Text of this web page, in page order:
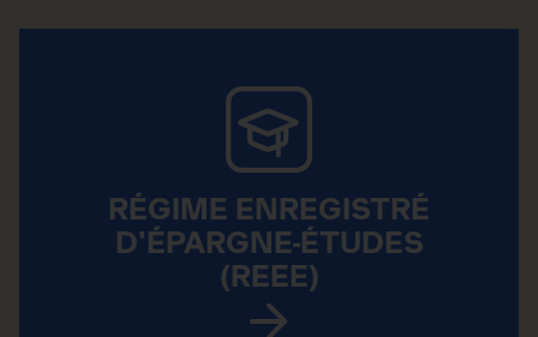
RÉGIME ENREGISTRÉ
D'ÉPARGNE-ÉTUDES
(REEE)